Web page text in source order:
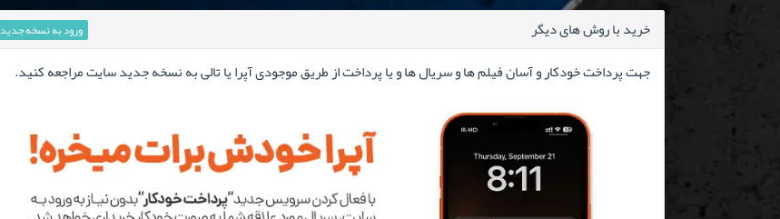
خرید با روش های دیگر ورود به نسخه جدید
جهت پرداخت خودکار و آسان فیلم ها و سریال ها و یا پرداخت از طریق موجودی آپرا یا تالی به نسخه جدید سایت مراجعه کنید.